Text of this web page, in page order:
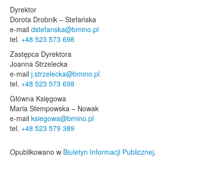
Dyrektor
Dorota Drobnik – Stefańska
e-mail dstefanska@bmino.pl
tel. +48 523 573 698
Zastępca Dyrektora
Joanna Strzelecka
e-mail j.strzelecka@bmino.pl
tel. +48 523 573 698
Główna Księgowa
Maria Stempowska – Nowak
e-mail ksiegowa@bmino.pl
tel. +48 523 579 389
Opublikowano w Biuletyn Informacji Publicznej.